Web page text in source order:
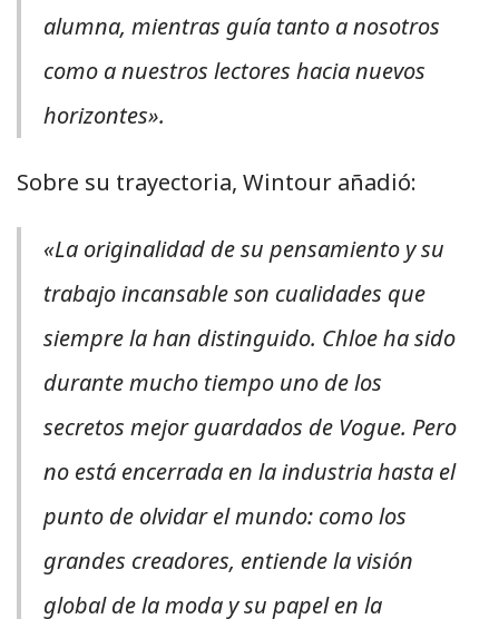
alumna, mientras guía tanto a nosotros
como a nuestros lectores hacia nuevos
horizontes».
Sobre su trayectoria, Wintour añadió:
«La originalidad de su pensamiento y su
trabajo incansable son cualidades que
siempre la han distinguido. Chloe ha sido
durante mucho tiempo uno de los
secretos mejor guardados de Vogue. Pero
no está encerrada en la industria hasta el
punto de olvidar el mundo: como los
grandes creadores, entiende la visión
global de la moda y su papel en la